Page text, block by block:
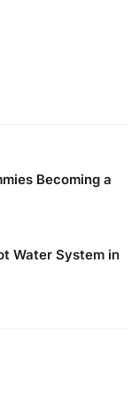
Becoming a
Water System in